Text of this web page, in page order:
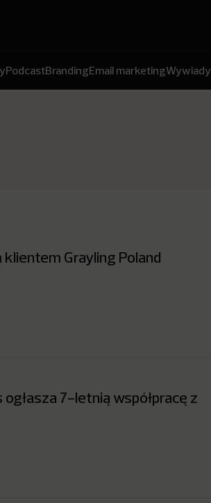
PodcastBrandingEmail marketingWywiady
Grayling Poland
ogłasza 7-letnią współpracę z